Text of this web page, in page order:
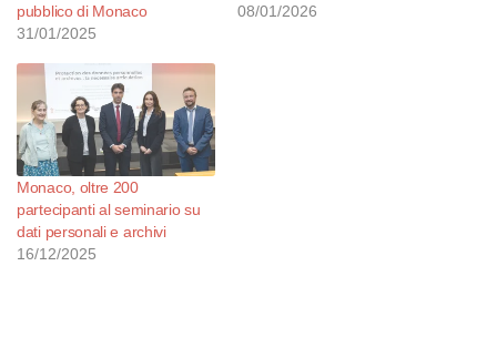
pubblico di Monaco
31/01/2025
08/01/2026
Monaco, oltre 200
partecipanti al seminario su
dati personali e archivi
16/12/2025